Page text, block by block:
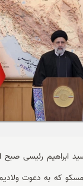
چند رسانه ای
ابراهیم رئیسی صبح
که به دعوت